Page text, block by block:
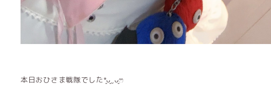
本日おひさま戦隊でした*͈ᴗ͈ˬᴗ͈ෆ